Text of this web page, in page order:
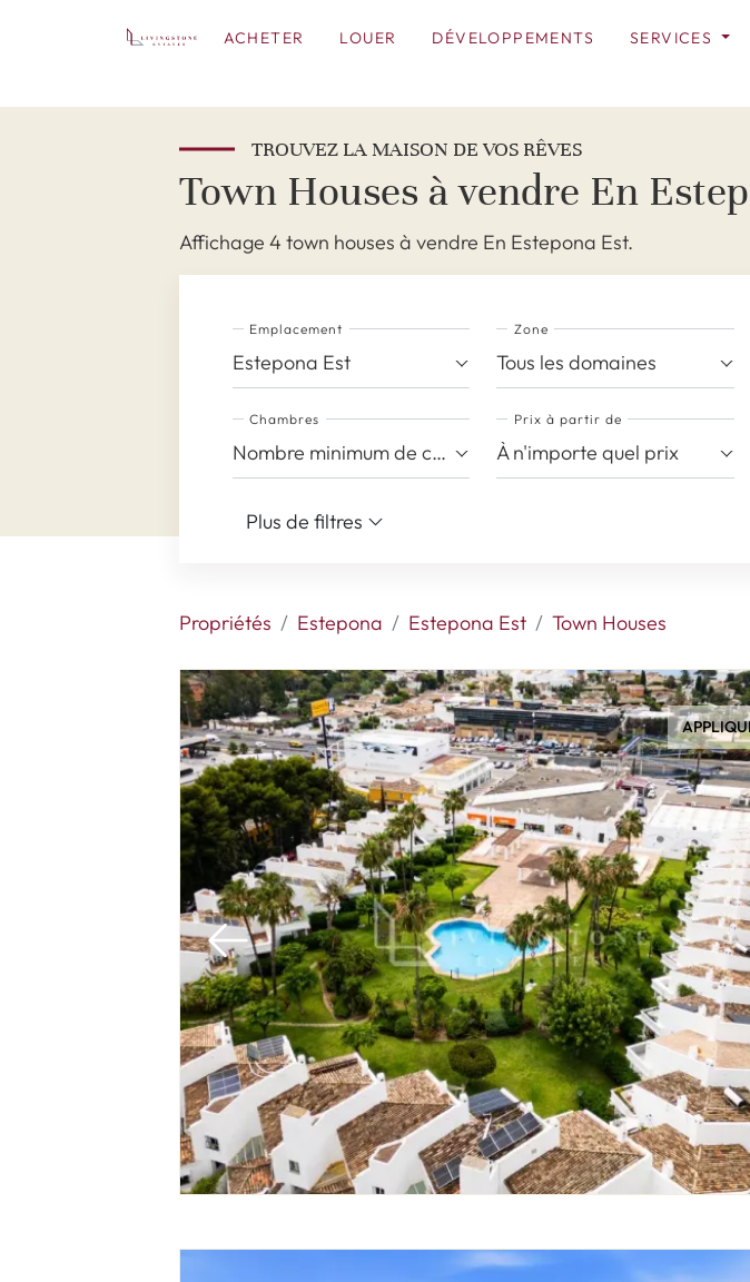
ACHETER LOUER DÉVELOPPEMENTS SERVICES
TROUVEZ LA MAISON DE VOS RÊVES
Town Houses à vendre En
Affichage 4 town houses à vendre En Estepona Est.
Emplacement
Estepona Est
Zone
Tous les domaines
Chambres
Nombre minimum de chambres
Prix ​​à partir de
À n'importe quel prix
Plus de filtres
Propriétés Estepona Estepona Est Town Houses